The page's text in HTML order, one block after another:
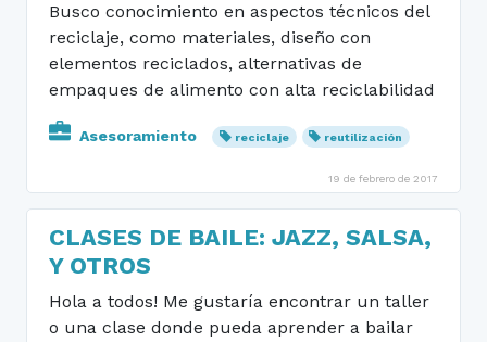
Busco conocimiento en aspectos técnicos del
reciclaje, como materiales, diseño con
elementos reciclados, alternativas de
empaques de alimento con alta reciclabilidad
Asesoramiento reciclaje reutilización
19 de febrero de 2017
CLASES DE BAILE: JAZZ, SALSA,
Y OTROS
Hola a todos! Me gustaría encontrar un taller
o una clase donde pueda aprender a bailar